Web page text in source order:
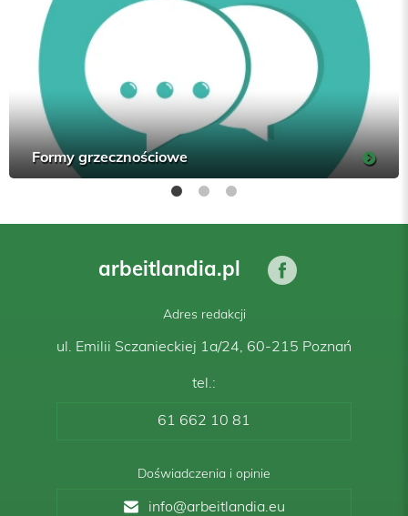
Formy grzecznościowe
arbeitlandia.pl
Adres redakcji
ul. Emilii Sczanieckiej 1a/24, 60-215 Poznań
tel.:
61 662 10 81
Doświadczenia i opinie
info@arbeitlandia.eu